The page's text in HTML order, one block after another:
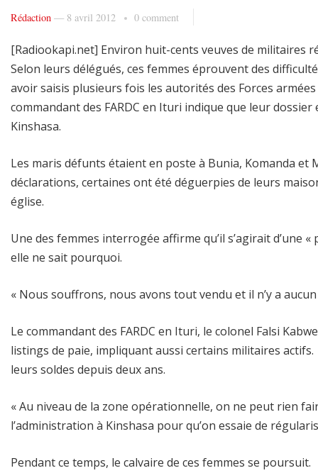
Rédaction — 8 avril 2012 0 comment
[Radiookapi.net] Environ huit-cents veuves de militaires
Selon leurs délégués, ces femmes éprouvent des
avoir saisis plusieurs fois les autorités des Forces armées
commandant des FARDC en Ituri indique que leur
Kinshasa.
Les maris défunts étaient en poste à Bunia, Komanda
déclarations, certaines ont été déguerpies de leurs
église.
Une des femmes interrogée affirme qu’il s’agirait
elle ne sait pourquoi.
« Nous souffrons, nous avons tout vendu et il n’y a
Le commandant des FARDC en Ituri, le colonel Falsi
listings de paie, impliquant aussi certains militaires
leurs soldes depuis deux ans.
« Au niveau de la zone opérationnelle, on ne peut rien
l’administration à Kinshasa pour qu’on essaie de
Pendant ce temps, le calvaire de ces femmes se poursuit.